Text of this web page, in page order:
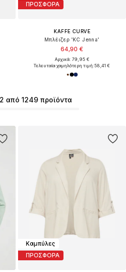
ΠΡΟΣΦΟΡΑ
KAFFE CURVE
Μπλέιζερ 'KC Jenna'
64,90 €
Αρχικά: 79,95 €
Τελευταία χαμηλότερη τιμή:58,41 €
από 1249 προϊόντα
Καμπύλες
ΠΡΟΣΦΟΡΑ